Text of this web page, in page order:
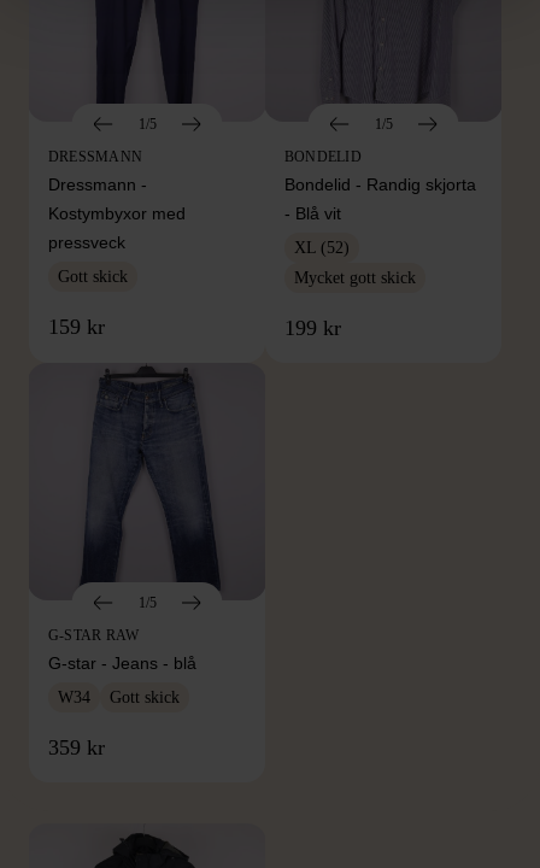
1/5
DRESSMANN
Dressmann -
Kostymbyxor med
pressveck
Gott skick
159 kr
1/5
BONDELID
Bondelid - Randig skjorta
- Blå vit
XL (52)
Mycket gott skick
199 kr
1/5
G-STAR RAW
G-star - Jeans - blå
W34 Gott skick
359 kr
FRÅN SAMMA VARUMÄRKE